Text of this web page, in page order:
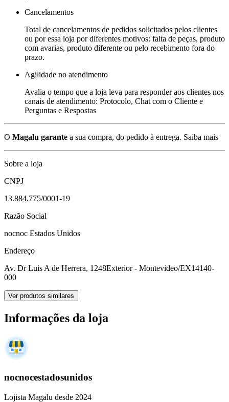
Cancelamentos
Total de cancelamentos de pedidos solicitados pelos clientes
ou por essa loja por diferentes motivos: falta de peças, produto
com avarias, produto diferente ou pelo recebimento fora do
prazo.
Agilidade no atendimento
Avalia o tempo que a loja leva para responder aos clientes nos
canais de atendimento: Protocolo, Chat com o Cliente e
Perguntas e Respostas
O Magalu garante a sua compra, do pedido à entrega. Saiba mais
Sobre a loja
CNPJ
13.884.775/0001-19
Razão Social
nocnoc Estados Unidos
Endereço
Av. Dr Luis A de Herrera, 1248Exterior - Montevideo/EX14140-
000
Ver produtos similares
Informações da loja
nocnocestadosunidos
Lojista Magalu desde 2024